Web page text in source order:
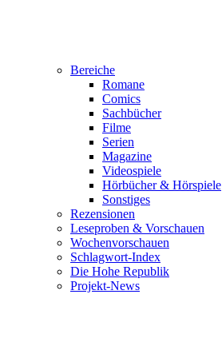
Bereiche
Romane
Comics
Sachbücher
Filme
Serien
Magazine
Videospiele
Hörbücher & Hörspiele
Sonstiges
Rezensionen
Leseproben & Vorschauen
Wochenvorschauen
Schlagwort-Index
Die Hohe Republik
Projekt-News